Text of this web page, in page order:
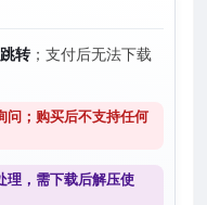
转；支付后无法下载
问；购买后不支持任何
理，需下载后解压使